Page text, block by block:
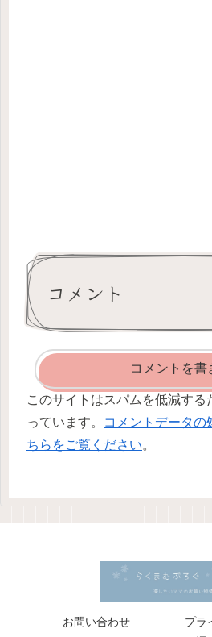
コメント
コメントを書
このサイトはスパムを低減する
っています。
コメントデータの
ちらをご覧ください。
お問い合わせ
プラ